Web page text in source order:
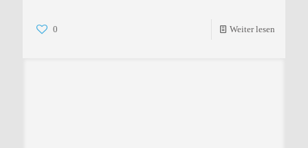
0 Weiter lesen